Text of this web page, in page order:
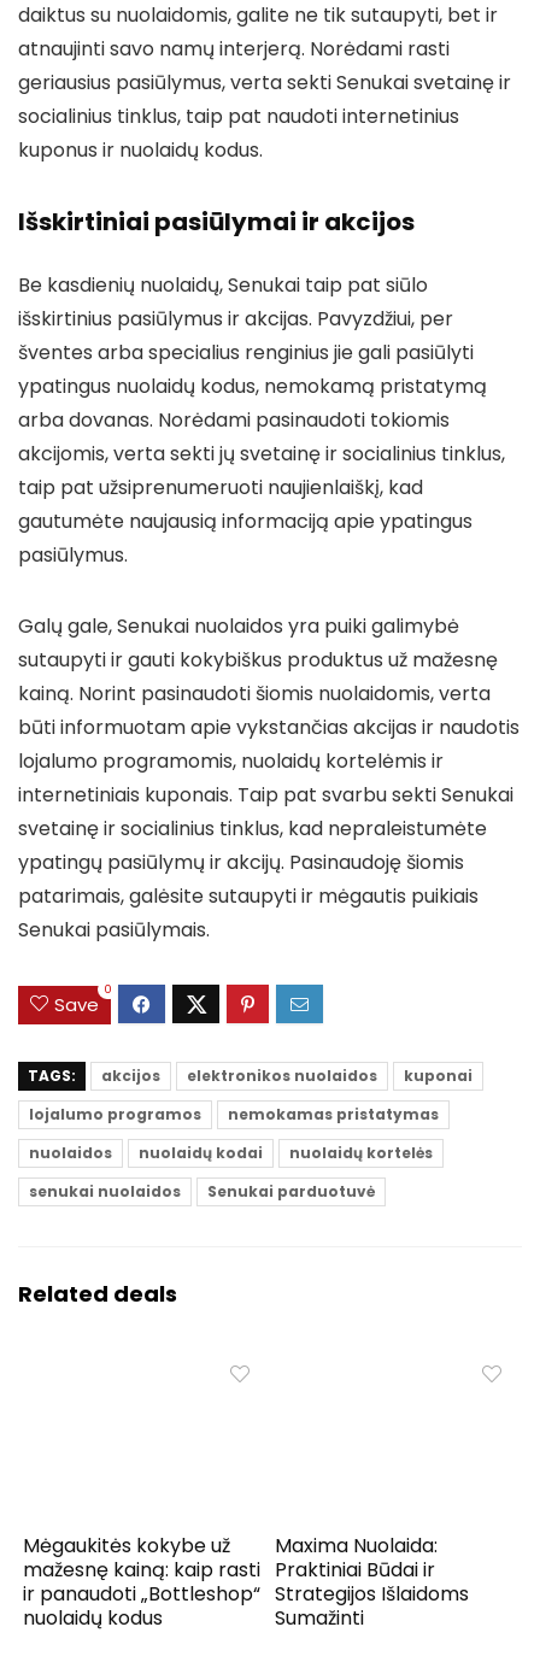
daiktus su nuolaidomis, galite ne tik sutaupyti, bet ir
atnaujinti savo namų interjerą. Norėdami rasti
geriausius pasiūlymus, verta sekti Senukai svetainę ir
socialinius tinklus, taip pat naudoti internetinius
kuponus ir nuolaidų kodus.
Išskirtiniai pasiūlymai ir akcijos
Be kasdienių nuolaidų, Senukai taip pat siūlo
išskirtinius pasiūlymus ir akcijas. Pavyzdžiui, per
šventes arba specialius renginius jie gali pasiūlyti
ypatingus nuolaidų kodus, nemokamą pristatymą
arba dovanas. Norėdami pasinaudoti tokiomis
akcijomis, verta sekti jų svetainę ir socialinius tinklus,
taip pat užsiprenumeruoti naujienlaiškį, kad
gautumėte naujausią informaciją apie ypatingus
pasiūlymus.
Galų gale, Senukai nuolaidos yra puiki galimybė
sutaupyti ir gauti kokybiškus produktus už mažesnę
kainą. Norint pasinaudoti šiomis nuolaidomis, verta
būti informuotam apie vykstančias akcijas ir naudotis
lojalumo programomis, nuolaidų kortelėmis ir
internetiniais kuponais. Taip pat svarbu sekti Senukai
svetainę ir socialinius tinklus, kad nepraleistumėte
ypatingų pasiūlymų ir akcijų. Pasinaudoję šiomis
patarimais, galėsite sutaupyti ir mėgautis puikiais
Senukai pasiūlymais.
Save
0
TAGS: akcijos elektronikos nuolaidos
kuponai
lojalumo programos
nemokamas pristatymas
nuolaidos
nuolaidų kodai
nuolaidų kortelės
senukai nuolaidos
Senukai parduotuvė
Related deals
Mėgaukitės kokybe už
mažesnę kainą: kaip rasti
ir panaudoti „Bottleshop“
nuolaidų kodus
Maxima Nuolaida:
Praktiniai Būdai ir
Strategijos Išlaidoms
Sumažinti